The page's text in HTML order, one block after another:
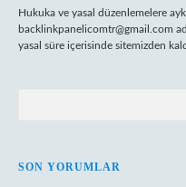
Hukuka ve yasal düzenlemelere
backlinkpanelicomtr@gmail.com
yasal süre içerisinde sitemizden
SON YORUMLAR